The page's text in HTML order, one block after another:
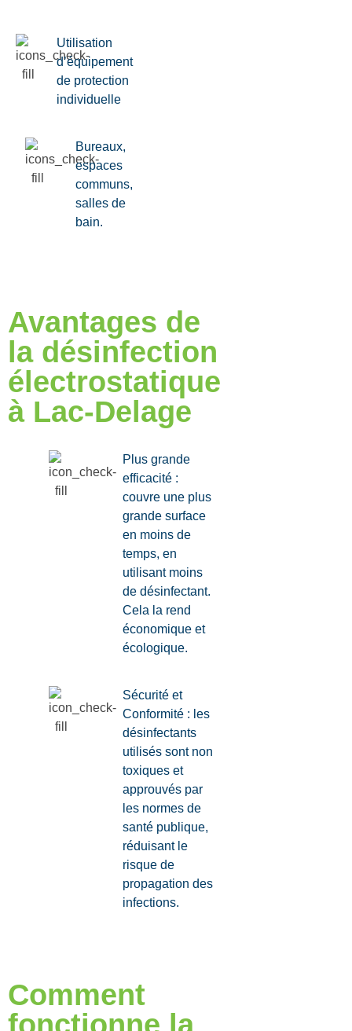
Utilisation
d’équipement
de protection
individuelle
Bureaux,
espaces
communs,
salles de
bain.
Avantages de
la désinfection
électrostatique
à Lac-Delage
Plus grande
efficacité :
couvre une plus
grande surface
en moins de
temps, en
utilisant moins
de désinfectant.
Cela la rend
économique et
écologique.
Sécurité et
Conformité : les
désinfectants
utilisés sont non
toxiques et
approuvés par
les normes de
santé publique,
réduisant le
risque de
propagation des
infections.
Comment